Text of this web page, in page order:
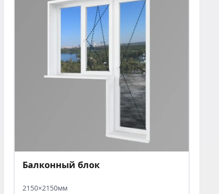
Балконный блок
2150×2150мм